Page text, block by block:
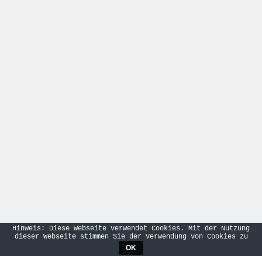
Hinweis: Diese Webseite verwendet Cookies. Mit der Nutzung
dieser Webseite stimmen Sie der Verwendung von Cookies zu
OK